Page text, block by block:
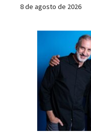
8 de agosto de 2026